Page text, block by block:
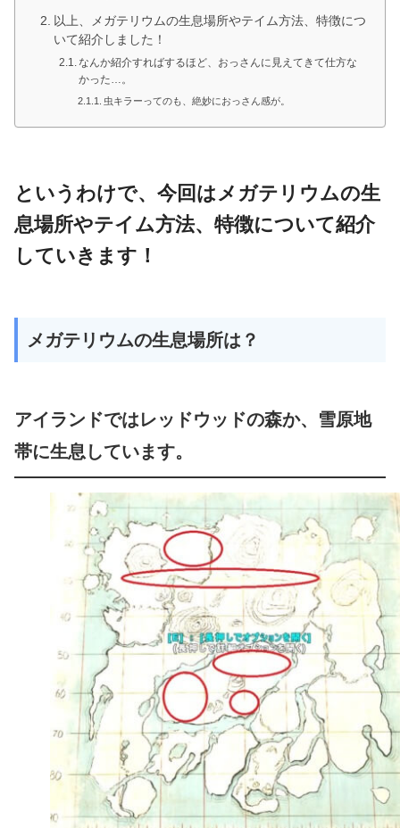
以上、メガテリウムの生息場所やテイム方法、特徴につ
いて紹介しました！
なんか紹介すればするほど、おっさんに見えてきて仕方な
かった…。
虫キラーってのも、絶妙におっさん感が。
というわけで、今回はメガテリウムの生
息場所やテイム方法、特徴について紹介
していきます！
メガテリウムの生息場所は？
アイランドではレッドウッドの森か、雪原地
帯に生息しています。